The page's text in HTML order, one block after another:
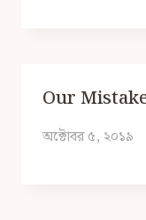
Our
অক্টোবর ৫, ২০১৯